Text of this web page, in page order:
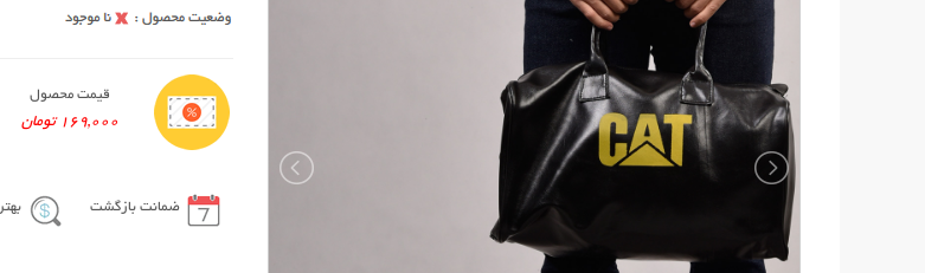
قیمت محصول
169,000 تومان
ضمانت بازگشت